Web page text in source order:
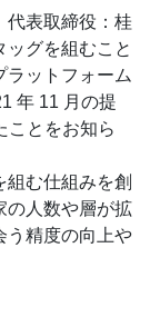
代表取締役：桂
グを組むこと
ラットフォーム
年 11 月の提
ことをお知ら
む仕組みを創
の人数や層が拡
う精度の向上や